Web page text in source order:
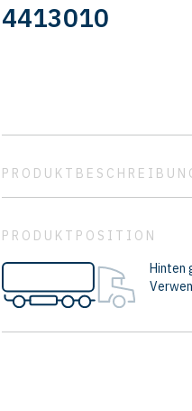
4413010
MX925100 -
PRODUKTPOSITION
Hinten